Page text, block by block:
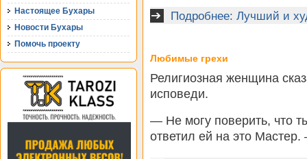
Настоящее Бухары
Новости Бухары
Помочь проекту
Подробнее: Лучший и
Любимые грехи
Религиозная женщина
исповеди.
— Не могу поверить, что
ответил ей на это